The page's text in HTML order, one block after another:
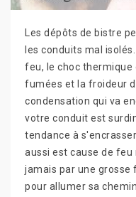
Les dépôts de bistre
les conduits mal
feu, le choc thermique
fumées et la froideur
condensation qui va
votre conduit est
tendance à
aussi est cause de feu
jamais par une grosse
pour allumer sa